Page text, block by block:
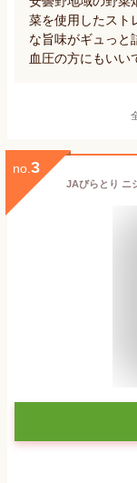
菜を使用したスト
な旨味がギュっと
血圧の方にもいい
no. 3